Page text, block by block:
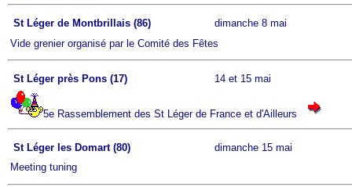
St Léger de Montbrillais (86)
dimanche 8 mai
Vide grenier organisé par le Comité des Fêtes
St Léger près Pons (17) 14 et 15 mai
5e Rassemblement des St Léger de France et d'Ailleurs
St Léger les Domart (80)
dimanche 15 mai
Meeting tuning